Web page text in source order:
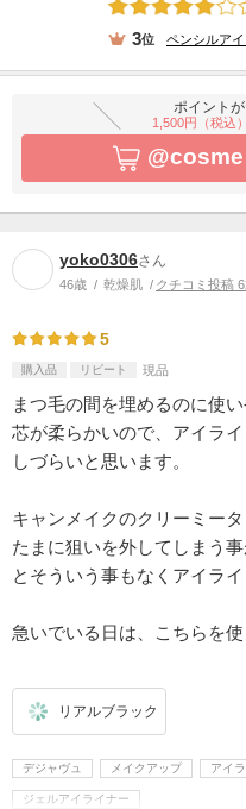
3位 ペンシルア
ポイント
1,500円（税込
yoko0306さん
46歳 乾燥肌 クチコミ投稿
5
購入品 リピート 現品
まつ毛の間を埋めるのに使い
芯が柔らかいので、アイラ
しづらいと思います。
キャンメイクのクリーミー
たまに狙いを外してしまう
とそういう事もなくアイラ
急いでいる日は、こちらを使
リアルブラック
デジャヴュ メイクアップ アイ
ジェルアイライナー